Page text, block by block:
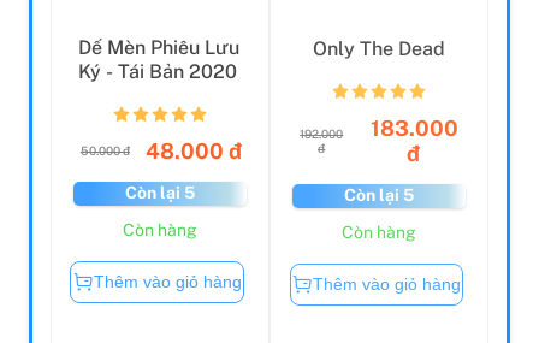
Dế Mèn Phiêu Lưu
Ký - Tái Bản 2020
50.000 đ 48.000 đ
Còn lại 5
Còn hàng
Thêm vào giỏ hàng
Only The Dead
192.000
đ
183.000
đ
Còn lại 5
Còn hàng
Thêm vào giỏ hàng